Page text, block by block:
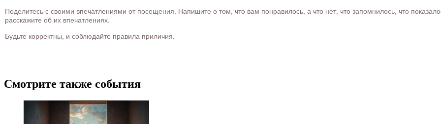
Поделитесь с своими впечатлениями от посещения. Напишите о том, что вам понравилось, а что нет, что запомнилось, что
расскажите об их впечатлениях.
Будьте корректны, и соблюдайте правила приличия.
Смотрите также события